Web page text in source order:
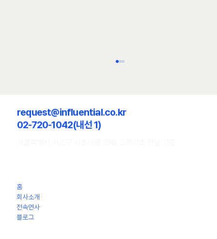
request@influential.co.kr
02-720-1042(내선 1)
홈
회사소개
전속연사
​블로그